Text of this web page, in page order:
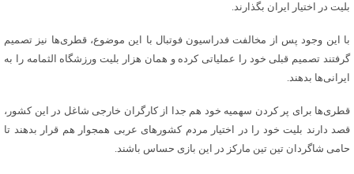
بلیت در اختیار ایران بگذارند.
با این وجود پس از مخالفت فدراسیون فوتبال با این موضوع، قطری‌ها نیز تصمیم
گرفتند تصمیم قبلی خود را عملیاتی کرده و همان هزار بلیت ورزشگاه الثمامه را به
ایرانی‌ها بدهند.
قطری‌ها برای پر کردن سهمیه خود هم جدا از کارگران خارجی شاغل در این کشور،
قصد دارند بلیت خود را در اختیار مردم کشورهای عربی همجوار هم قرار بدهند تا
حامی شاگردان تین تین مارکز در این بازی حساس باشند.